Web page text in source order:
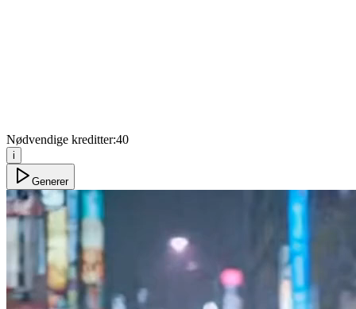
Nødvendige kreditter:40
i
Generer